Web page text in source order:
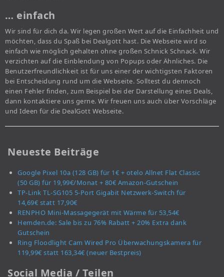
… einfach
Wir sind für dich da. Wir legen großen Wert auf die Einfachheit und
möchten, dass du Spaß bei Dealgott hast. Die Webseite wird so
einfach wie möglich gehalten ohne großen Schnick Schnack. Wir
verzichten auf die Einblendung von Popups oder Ähnliches. Die
Benutzerfreundlichkeit ist für uns einer der wichtigsten Faktoren
bei Entscheidung rund um die Webseite. Solltest du dennoch
einen Fehler finden, zum Beispiel bei der Darstellung eines Deals,
dann kontaktiere uns gerne. Wir freuen uns auch über Vorschläge
und Ideen für die DealGott Webseite.
Neueste Beiträge
Google Pixel 10a (128 GB) für 1€ + otelo Allnet Flat Classic
(50 GB) für 19,99€/Monat + 80€ Amazon-Gutschein
TP-Link TL-SG105 5-Port Gigabit Netzwerk-Switch für
14,69€ statt 17,90€
RENPHO Mini-Massagegerät mit Wärme für 53,54€
Hemden.de: Sale bis zu 76% Rabatt + 20% Extra dank
Gutschein
Ring Floodlight Cam Wired Pro Überwachungskamera für
119,99€ statt 163,34€ (neuer Bestpreis)
Social Media / Teilen